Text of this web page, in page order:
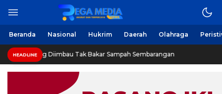
Beranda Nasional Hukrim Daerah Olahraga
HEADLINE
Diimbau Tak Bakar Sampah Sembarangan